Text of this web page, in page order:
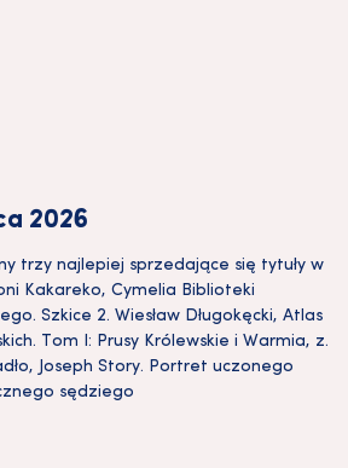
2026
trzy najlepiej sprzedające się tytuły w
Kakareko, Cymelia Biblioteki
Szkice 2. Wiesław Długokęcki, Atlas
Tom I: Prusy Królewskie i Warmia, z.
Joseph Story. Portret uczonego
sędziego